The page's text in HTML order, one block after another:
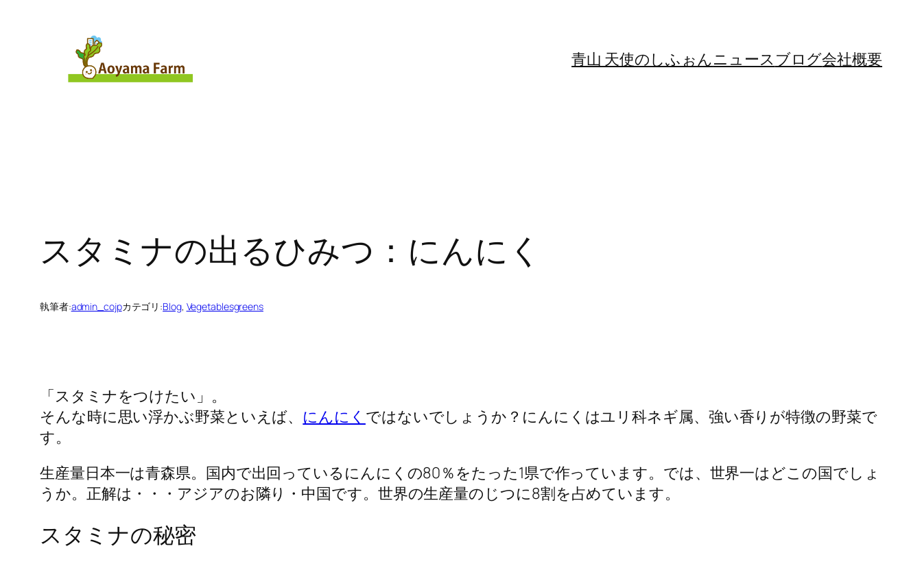
青山 天使のしふぉんニュース ブログ会社概要
スタミナの出るひみつ：にんにく
執筆者:admin_cojpカテゴリ:Blog, Vegetablesgreens
「スタミナをつけたい」。
そんな時に思い浮かぶ野菜といえば、 にんにく ではないでしょうか？にんにくはユリ科ネギ属、強い香りが特徴の野菜で
す。
生産量日本一は青森県。国内で出回っているにんにくの80％をたった1県で作っています。では、世界一はどこの国でしょ
うか。正解は・・・アジアのお隣り・中国です。世界の生産量のじつに8割を占めています。
スタミナの秘密